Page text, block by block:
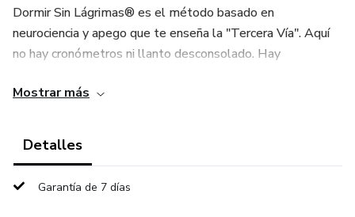
Dormir Sin Lágrimas® es el método basado en
neurociencia y apego que te enseña la "Tercera Vía". Aquí
no hay cronómetros ni llanto desconsolado. Hay
conviertan en una crisis.
Vence al Cortisol: El enemigo #1 del sueño. Descubre
Mostrar más
Detalles
Garantía de 7 días